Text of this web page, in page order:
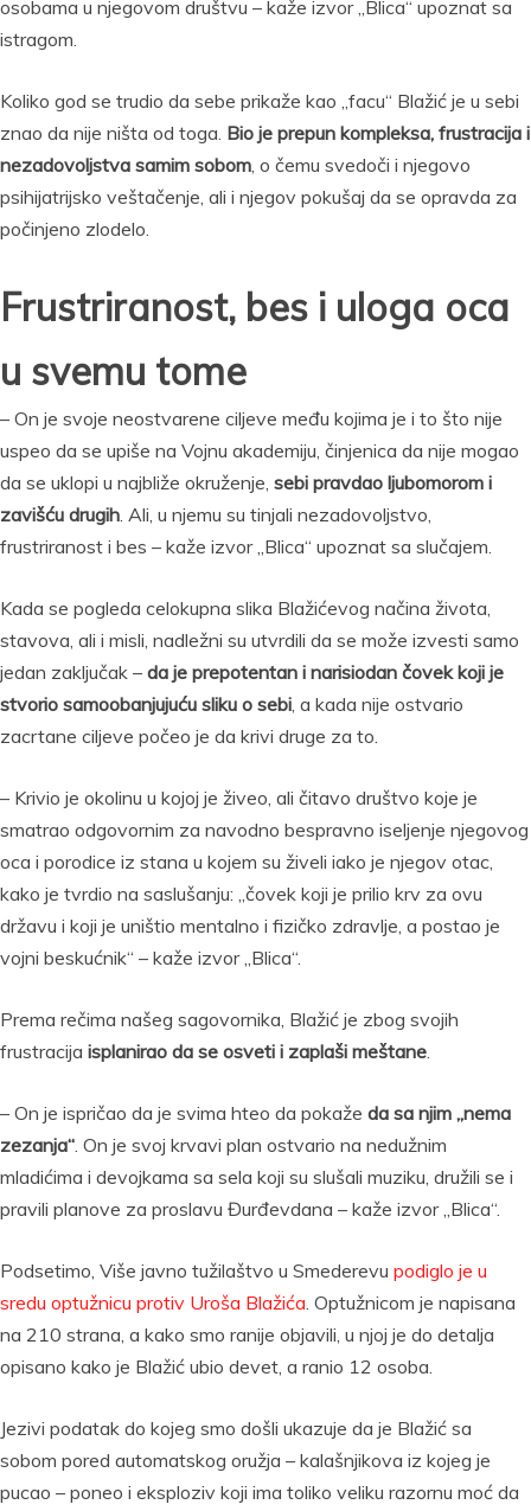
osobama u njegovom društvu – kaže izvor „Blica“ upoznat sa
istragom.
Koliko god se trudio da sebe prikaže kao „facu“ Blažić je u sebi
znao da nije ništa od toga. Bio je prepun kompleksa, frustracija i
nezadovoljstva samim sobom, o čemu svedoči i njegovo
psihijatrijsko veštačenje, ali i njegov pokušaj da se opravda za
počinjeno zlodelo.
Frustriranost, bes i uloga oca
u svemu tome
– On je svoje neostvarene ciljeve među kojima je i to što nije
uspeo da se upiše na Vojnu akademiju, činjenica da nije mogao
da se uklopi u najbliže okruženje, sebi pravdao ljubomorom i
zavišću drugih. Ali, u njemu su tinjali nezadovoljstvo,
frustriranost i bes – kaže izvor „Blica“ upoznat sa slučajem.
Kada se pogleda celokupna slika Blažićevog načina života,
stavova, ali i misli, nadležni su utvrdili da se može izvesti samo
jedan zaključak – da je prepotentan i narisiodan čovek koji je
stvorio samoobanjujuću sliku o sebi, a kada nije ostvario
zacrtane ciljeve počeo je da krivi druge za to.
– Krivio je okolinu u kojoj je živeo, ali čitavo društvo koje je
smatrao odgovornim za navodno bespravno iseljenje njegovog
oca i porodice iz stana u kojem su živeli iako je njegov otac,
kako je tvrdio na saslušanju: „čovek koji je prilio krv za ovu
državu i koji je uništio mentalno i fizičko zdravlje, a postao je
vojni beskućnik“ – kaže izvor „Blica“.
Prema rečima našeg sagovornika, Blažić je zbog svojih
frustracija isplanirao da se osveti i zaplaši meštane.
– On je ispričao da je svima hteo da pokaže da sa njim „nema
zezanja“. On je svoj krvavi plan ostvario na nedužnim
mladićima i devojkama sa sela koji su slušali muziku, družili se i
pravili planove za proslavu Đurđevdana – kaže izvor „Blica“.
Podsetimo, Više javno tužilaštvo u Smederevu podiglo je u
sredu optužnicu protiv Uroša Blažića. Optužnicom je napisana
na 210 strana, a kako smo ranije objavili, u njoj je do detalja
opisano kako je Blažić ubio devet, a ranio 12 osoba.
Jezivi podatak do kojeg smo došli ukazuje da je Blažić sa
sobom pored automatskog oružja – kalašnjikova iz kojeg je
pucao – poneo i eksploziv koji ima toliko veliku razornu moć da